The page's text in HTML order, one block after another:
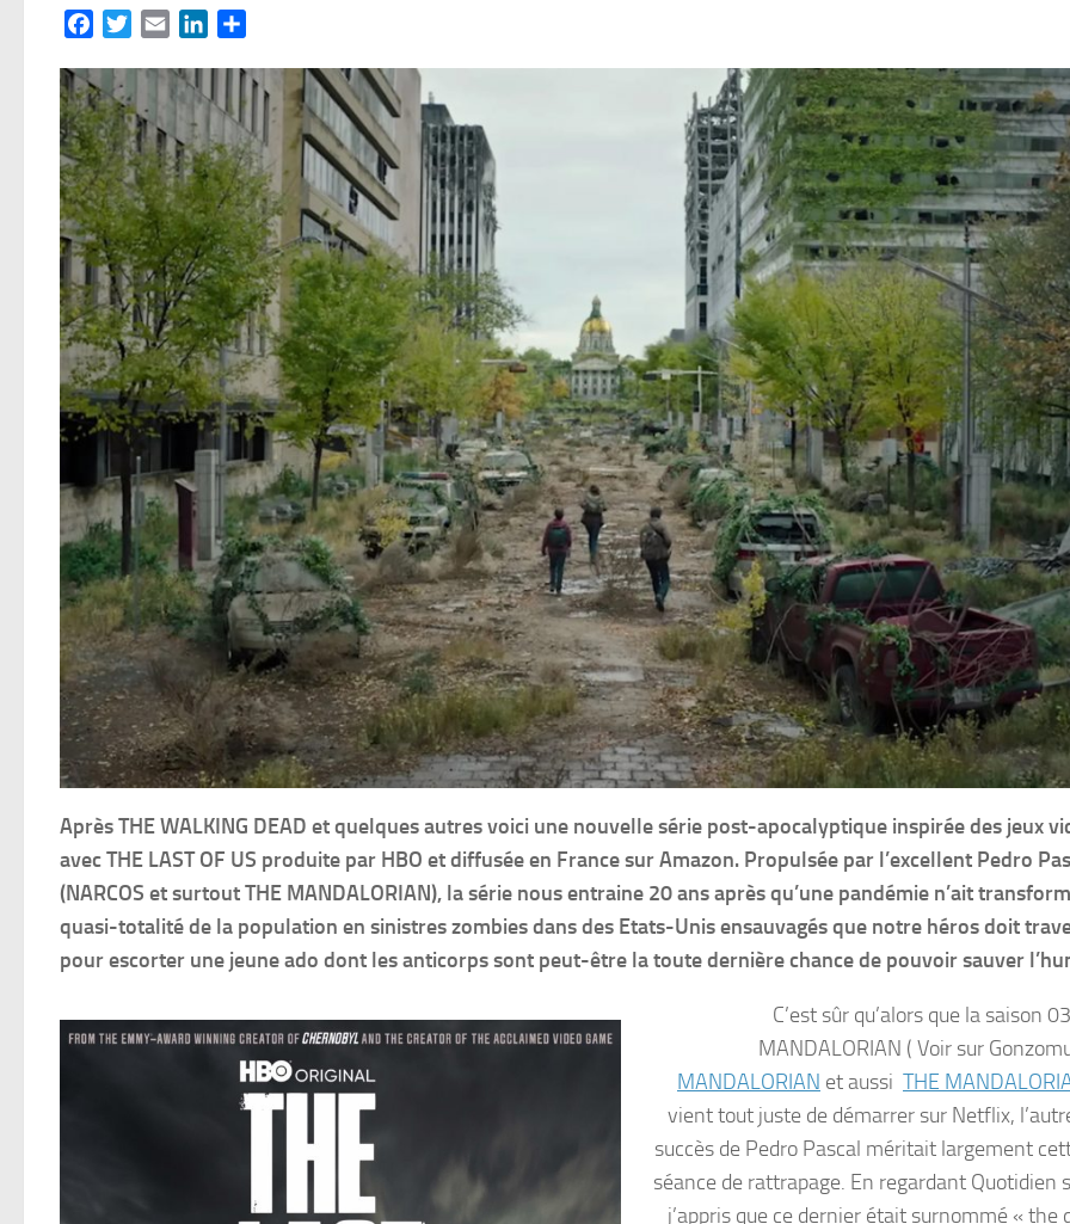
FacebookTwitterEmail LinkedIn
Après THE WALKING DEAD et quelques autres voici une nouvelle série post-apocalyptique inspirée des jeux
avec THE LAST OF US produite par HBO et diffusée en France sur Amazon. Propulsée par l’excellent Pedro
(NARCOS et surtout THE MANDALORIAN), la série nous entraine 20 ans après qu’une pandémie n’ait
quasi-totalité de la population en sinistres zombies dans des Etats-Unis ensauvagés que notre héros doit
pour escorter une jeune ado dont les anticorps sont peut-être la toute dernière chance de pouvoir sauver
C’est sûr qu’alors que la saison
MANDALORIAN ( Voir sur
MANDALORIAN et aussi THE
vient tout juste de démarrer sur Netflix,
succès de Pedro Pascal méritait largement
séance de rattrapage. En regardant Quotidien
j’appris que ce dernier était surnommé « the